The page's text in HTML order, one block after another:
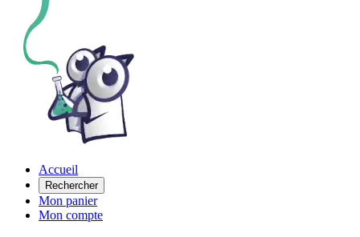
Accueil
Rechercher
Mon panier
Mon compte